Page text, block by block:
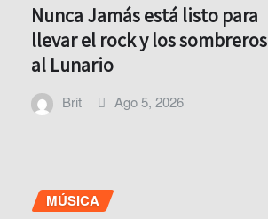
Nunca Jamás está listo para
llevar el rock y los sombreros
al Lunario
Brit Ago 5, 2026
MÚSICA